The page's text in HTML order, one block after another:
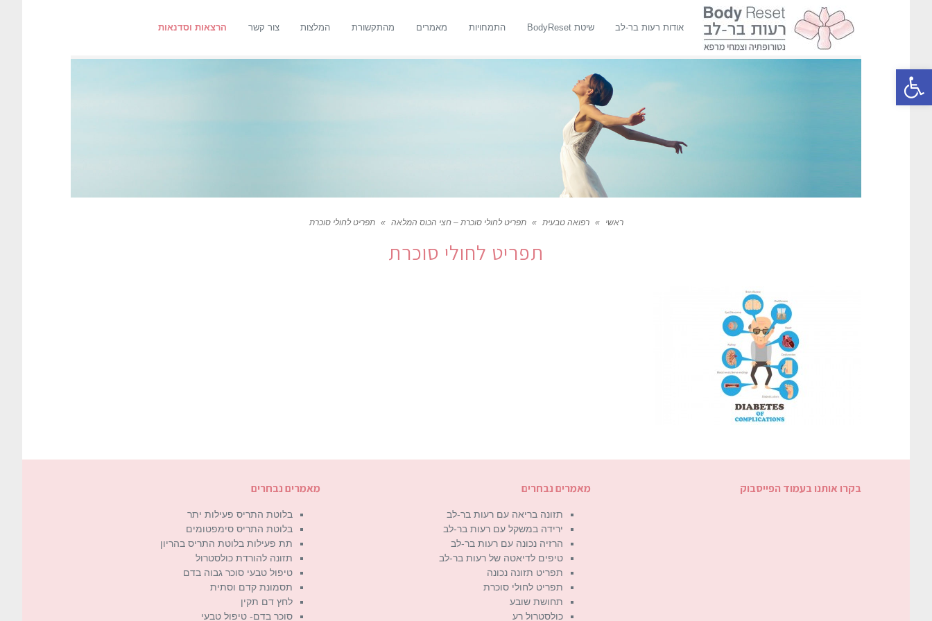
פתח סרגל נגישות
אודות רעות בר-לב שיטת BodyReset התמחויות מאמרים מהתקשורת המלצות צור קשר הרצאות וסדנאות
ראשי » רפואה טבעית » תפריט לחולי סוכרת – חצי הכוס המלאה » תפריט לחולי סוכרת
תפריט לחולי סוכרת
בקרו אותנו בעמוד הפייסבוק מאמרים נבחרים
תזונה בריאה עם רעות בר-לב
ירידה במשקל עם רעות בר-לב
הרזיה נכונה עם רעות בר-לב
טיפים לדיאטה של רעות בר-לב
תפריט תזונה נכונה
תפריט לחולי סוכרת
תחושת שובע
כולסטרול רע
מאמרים נבחרים
בלוטת התריס פעילות יתר
בלוטת התריס סימפטומים
תת פעילות בלוטת התריס בהריון
תזונה להורדת כולסטרול
טיפול טבעי סוכר גבוה בדם
תסמונת קדם וסתית
לחץ דם תקין
סוכר בדם- טיפול טבעי